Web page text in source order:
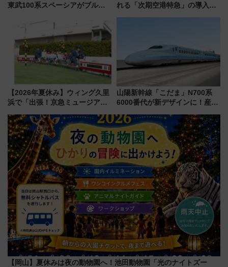
東武100系スペーシアがブルー
ー当時の停車駅」を再現 運転
時刻や特急券の買い方を紹介
れる「次期空港特急」の導入を
【2026年夏休み】ウィング久里
浜で「出張！京急ミュージア
ラリーや子ども制服撮影も
山陽新幹線「こだま」N700系
6000番代が新デザインに！産学
用は今冬から
【岡山】夏休みは夜の動物園へ！池田動物園「光のナイトズー